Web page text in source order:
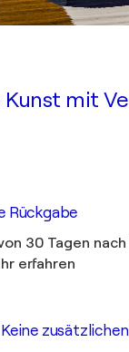
Kunst mit
Rückgabe
30 Tagen
erfahren